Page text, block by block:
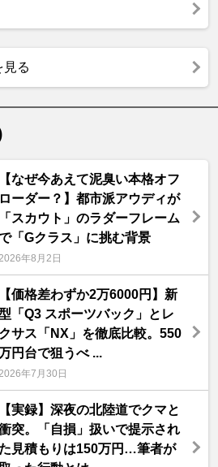
見る
【なぜ今あえて泥臭い本格オフ
ローダー？】都市派アウディが
「スカウト」のラダーフレーム
「Gクラス」に挑む背景
2026年8月2日
【価格差わずか2万6000円】新
「Q3 スポーツバック」とレ
クサス「NX」を徹底比較。550
円台で狙うべ ...
2026年7月30日
【実録】深夜の北陸道でクマと
突。「自損」扱いで提示され
た見積もりは150万円…筆者が